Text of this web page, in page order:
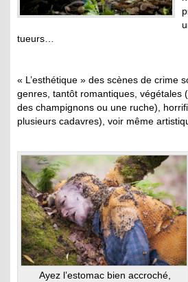
tueurs…
« L’esthétique » des scènes de crime
genres, tantôt romantiques, végétales
des champignons ou une ruche),
plusieurs cadavres), voir même
Ayez l’estomac bien accroché,